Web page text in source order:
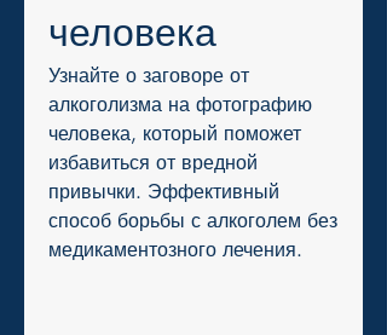
человека
Узнайте о заговоре от
алкоголизма на фотографию
человека, который поможет
избавиться от вредной
привычки. Эффективный
способ борьбы с алкоголем без
медикаментозного лечения.